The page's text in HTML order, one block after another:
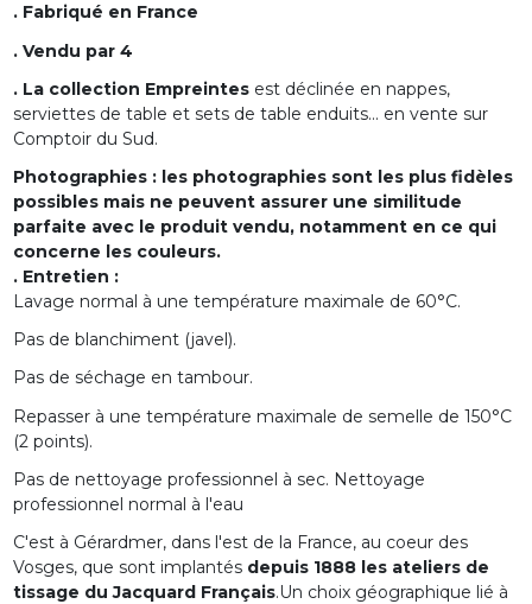
. Fabriqué en France
. Vendu par 4
. La collection Empreintesest déclinée en nappes,
serviettes de table et sets de table enduits... en vente sur
Comptoir du Sud.
Photographies : les photographies sont les plus fidèles
possibles mais ne peuvent assurer une similitude
parfaite avec le produit vendu, notamment en ce qui
concerne les couleurs.
. Entretien :
Lavage normal à une température maximale de 60°C.
Pas de blanchiment (javel).
Pas de séchage en tambour.
Repasser à une température maximale de semelle de 150°C
(2 points).
Pas de nettoyage professionnel à sec. Nettoyage
professionnel normal à l'eau
C'est à Gérardmer, dans l'est de la France, au coeur des
Vosges, que sont implantés depuis 1888 les ateliers de
tissage du Jacquard Français.Un choix géographique lié à